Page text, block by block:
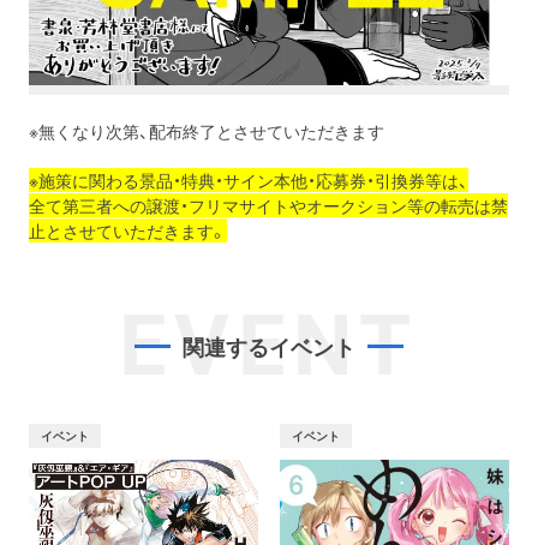
※無くなり次第、配布終了とさせていただきます
※施策に関わる景品・特典・サイン本他・応募券・引換券等は、
全て第三者への譲渡・フリマサイトやオークション等の転売は禁
止とさせていただきます。
EVENT
関連するイベント
イベント イベント